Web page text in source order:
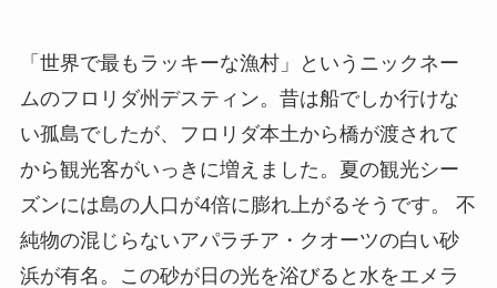
「世界で最もラッキーな漁村」というニックネー
ムのフロリダ州デスティン。昔は船でしか行けな
い孤島でしたが、フロリダ本土から橋が渡されて
から観光客がいっきに増えました。夏の観光シー
ズンには島の人口が4倍に膨れ上がるそうです。 不
純物の混じらないアパラチア・クオーツの白い砂
浜が有名。この砂が日の光を浴びると水をエメラ